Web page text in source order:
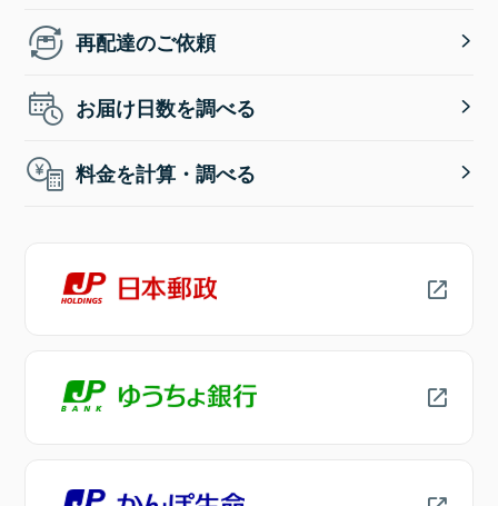
再配達のご依頼
お届け日数を調べる
料金を計算・調べる